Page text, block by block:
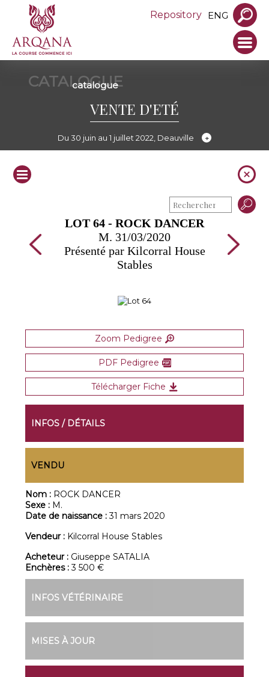
Repository ENG
CATALOGUE
catalogue
VENTE D'ETÉ
Du 30 juin au 1 juillet 2022, Deauville
LOT 64 - ROCK DANCER
M. 31/03/2020
Présenté par Kilcorral House
Stables
Zoom Pedigree
PDF Pedigree
Télécharger Fiche
INFOS / DÉTAILS
VENDU
Nom : ROCK DANCER
Sexe : M.
Date de naissance :31 mars 2020
Vendeur : Kilcorral House Stables
Acheteur : Giuseppe SATALIA
Enchères :3 500 €
INFOS VÉTÉRINAIRE
MISES À JOUR